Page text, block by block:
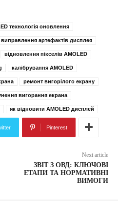
технологія оновлення
виправлення артефактів дисплея
відновлення пікселів AMOLED
калібрування AMOLED
ремонт вигорілого екрану
вигорання екрана
як відновити AMOLED дисплей
Pinterest
Next article
ЗВІТ З ОВД: КЛЮЧОВІ
ЕТАПИ ТА НОРМАТИВНІ
ВИМОГИ